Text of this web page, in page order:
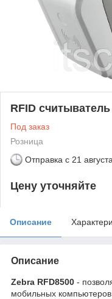
RFID
Под заказ
Розница
Отправка с 21
Цену уточняйте
Описание
Описание
Zebra RFD8500 -
мобильных